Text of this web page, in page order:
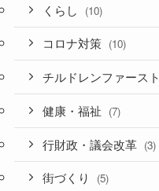
くらし (10)
コロナ対策 (10)
チルドレンファースト
健康・福祉 (7)
行財政・議会改革 (3)
街づくり (5)